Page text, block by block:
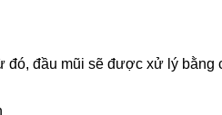
đó, đầu mũi sẽ được xử lý